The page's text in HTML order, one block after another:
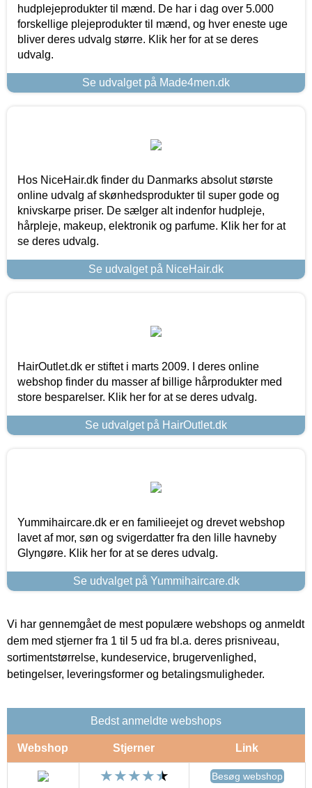
hudplejeprodukter til mænd. De har i dag over 5.000
forskellige plejeprodukter til mænd, og hver eneste uge
bliver deres udvalg større. Klik her for at se deres
udvalg.
Se udvalget på Made4men.dk
Hos NiceHair.dk finder du Danmarks absolut største
online udvalg af skønhedsprodukter til super gode og
knivskarpe priser. De sælger alt indenfor hudpleje,
hårpleje, makeup, elektronik og parfume. Klik her for at
se deres udvalg.
Se udvalget på NiceHair.dk
HairOutlet.dk er stiftet i marts 2009. I deres online
webshop finder du masser af billige hårprodukter med
store besparelser. Klik her for at se deres udvalg.
Se udvalget på HairOutlet.dk
Yummihaircare.dk er en familieejet og drevet webshop
lavet af mor, søn og svigerdatter fra den lille havneby
Glyngøre. Klik her for at se deres udvalg.
Se udvalget på Yummihaircare.dk
Vi har gennemgået de mest populære webshops og anmeldt
dem med stjerner fra 1 til 5 ud fra bl.a. deres prisniveau,
sortimentstørrelse, kundeservice, brugervenlighed,
betingelser, leveringsformer og betalingsmuligheder.
Bedst anmeldte webshops
Webshop Stjerner Link
Besøg webshop